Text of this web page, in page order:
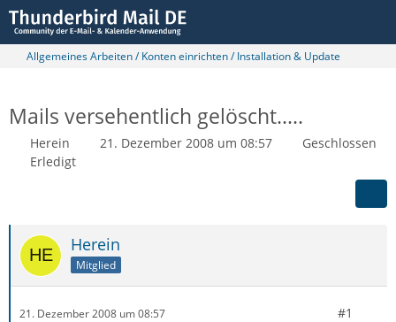
Allgemeines Arbeiten / Konten einrichten / Installation & Update
Mails versehentlich gelöscht.....
Herein 21. Dezember 2008 um 08:57
Geschlossen
Erledigt
Herein
Mitglied
21. Dezember 2008 um 08:57 #1